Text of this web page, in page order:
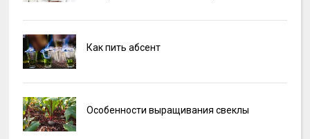
Как пить абсент
Особенности выращивания свеклы